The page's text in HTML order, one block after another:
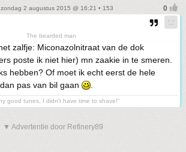
zondag 2 augustus 2015 @ 16:21 • 153
The bearded man
zalfje: Miconazolnitraat van de dok
poste ik niet hier) mn zaakie in te smeren.
hebben? Of moet ik echt eerst de hele
pas van bil gaan
good tunes, I didn't have time to shave!”
▼ Advertentie door Refinery89